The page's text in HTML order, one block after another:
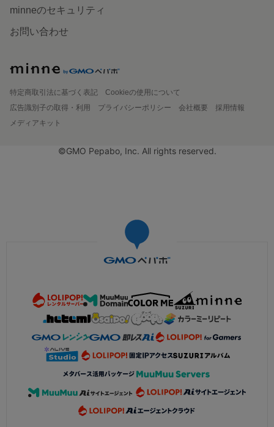
minneのセキュリティ
お問い合わせ
特定商取引法に基づく表記
Cookieの使用について
広告識別子の取得・利用
プライバシーポリシー 会社概要
採用情報
メディアキット
©GMO Pepabo, Inc. All rights reserved.